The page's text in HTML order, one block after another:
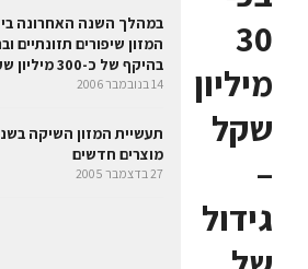
30
מיליון
שקל
–
גידול
המזון שיפורים תזונתיים
בהיקף של כ-300 מיליון שקל
14 בנובמבר 2006
מוצרים חדשים
27 בדצמבר 2005